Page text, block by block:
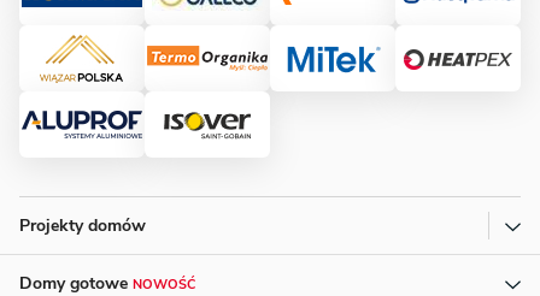
Projekty domów
Domy gotowe NOWOŚĆ